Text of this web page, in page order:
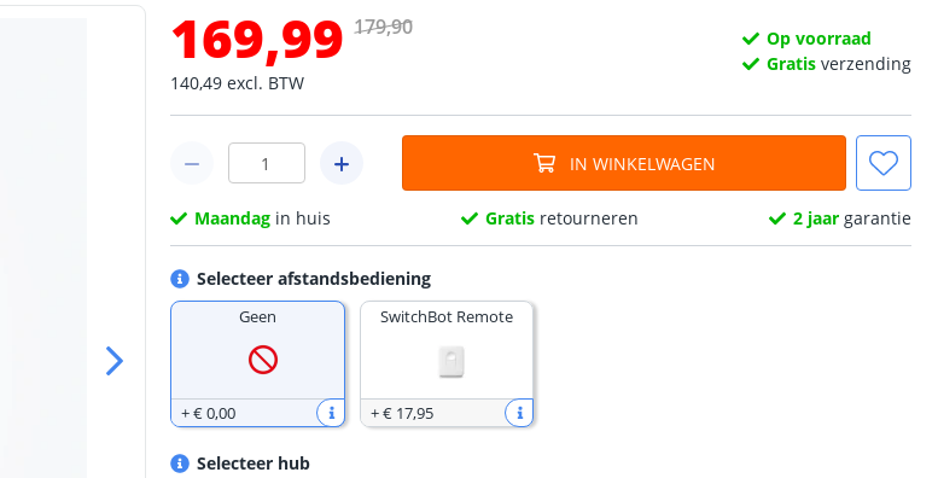
169,99
140,49 excl. BTW
179,90
Op voorraad
Gratis verzending
IN WINKELWAGEN
Maandag in huis Gratis retourneren 2 jaargarantie
Selecteer afstandsbediening
Geen
+€ 0,00
SwitchBot Remote
+€ 17,95
Selecteer hub